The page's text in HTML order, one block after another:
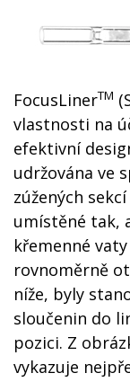
FocusLinerTM
vlastnosti na
efektivní
udržována ve
zúžených
umístěné tak,
křemenné
rovnoměrně
níže, byly
sloučenin do
pozici. Z
vykazuje